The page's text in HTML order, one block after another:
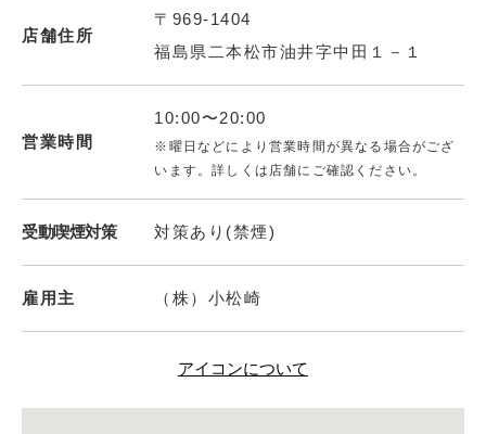
店舗住所
〒969-1404
福島県二本松市油井字中田１－１
営業時間
10:00〜20:00
※曜日などにより営業時間が異なる場合がござ
います。詳しくは店舗にご確認ください。
受動喫煙対策 対策あり(禁煙)
雇用主 （株）小松崎
アイコンについて